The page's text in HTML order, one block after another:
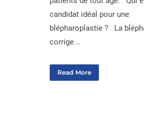
candidat idéal pour une
blépharoplastie ? La
corrige...
Read More